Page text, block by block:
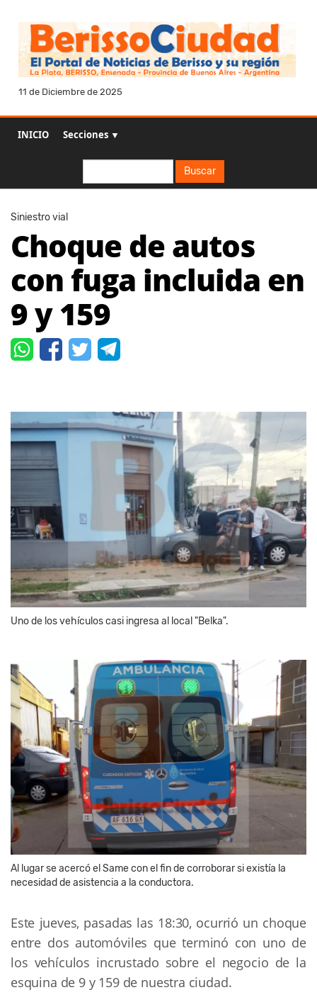
11 de Diciembre de 2025
INICIO Secciones ▼
Buscar
Siniestro vial
Choque de autos
con fuga incluida en
9 y 159
Uno de los vehículos casi ingresa al local "Belka".
Al lugar se acercó el Same con el fin de corroborar si existía la
necesidad de asistencia a la conductora.
Este jueves, pasadas las 18:30, ocurrió un choque
entre dos automóviles que terminó con uno de
los vehículos incrustado sobre el negocio de la
esquina de 9 y 159 de nuestra ciudad.